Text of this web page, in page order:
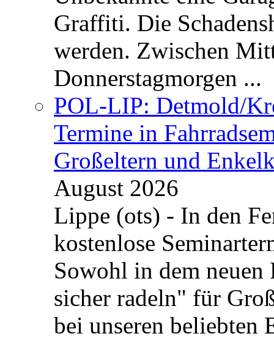
Graffiti. Die
werden. Zwischen
Donnerstagmorgen ...
POL-LIP: Detmold/
Termine in
Großeltern und
August 2026
Lippe (ots) - In den
kostenlose
Sowohl in dem neuen
sicher radeln" für
bei unseren beliebten